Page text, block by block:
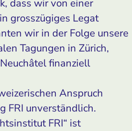
dass wir von einer
grosszügiges Legat
wir in der Folge unsere
Tagungen in Zürich,
finanziell
Anspruch
FRI unverständlich.
FRI“ ist